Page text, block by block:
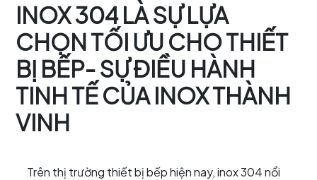
INOX 304 LÀ SỰ LỰA
CHỌN TỐI ƯU CHO THIẾT
BỊ BẾP- SỰ ĐIỀU HÀNH
TINH TẾ CỦA INOX THÀNH
VINH
Trên thị trường thiết bị bếp hiện nay, inox 304 nổi